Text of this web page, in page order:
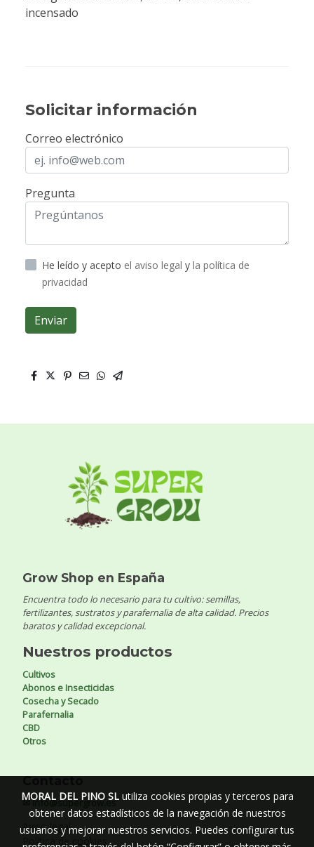
incensado
Solicitar información
Correo electrónico
Pregunta
He leído y acepto el aviso legal y la política de
privacidad
Enviar
Grow Shop en España
Encuentra todo lo necesario para tu cultivo: semillas,
fertilizantes, sustratos y parafernalia de alta calidad. Precios
baratos y calidad excepcional.
Nuestros productos
Cultivos
Abonos e Insecticidas
Cosecha y Secado
Parafernalia
CBD
Otros
Contacto
✉ info@supergrow.es
Aviso legal
Política de cookies
MORAL DEL PINO SLutiliza cookies propias y terceros para
obtener datos estadísticos de la navegación de nuestros
usuarios y mejorar nuestros servicios. Puedes configurar tus